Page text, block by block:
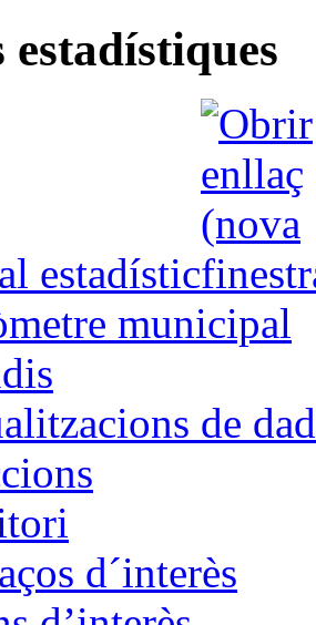
estadístiques
estadístic
municipal
de
d´interès